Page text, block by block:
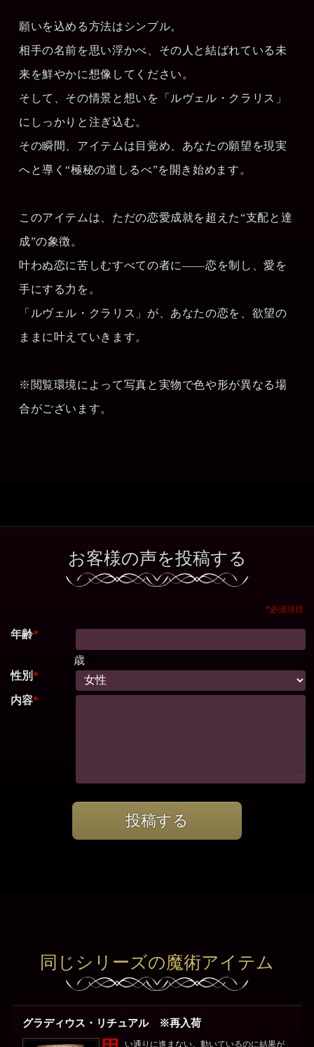
願いを込める方法はシンプル。
相手の名前を思い浮かべ、その人と結ばれている未
来を鮮やかに想像してください。
そして、その情景と想いを「ルヴェル・クラリス」
にしっかりと注ぎ込む。
その瞬間、アイテムは目覚め、あなたの願望を現実
へと導く“極秘の道しるべ”を開き始めます。
このアイテムは、ただの恋愛成就を超えた“支配と達
成”の象徴。
叶わぬ恋に苦しむすべての者に――恋を制し、愛を
手にする力を。
「ルヴェル・クラリス」が、あなたの恋を、欲望の
ままに叶えていきます。
※閲覧環境によって写真と実物で色や形が異なる場
合がございます。
お客様の声を投稿する
*必須項目
年齢*
歳
性別*
内容*
投稿する
同じシリーズの魔術アイテム
グラディウス・リチュアル ※再入荷
い通りに進まない。動いているのに結果が